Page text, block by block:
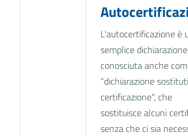
L'autocertificazione è
semplice
conosciuta anche
"dichiarazione
certificazione", che
sostituisce alcuni
senza che ci sia